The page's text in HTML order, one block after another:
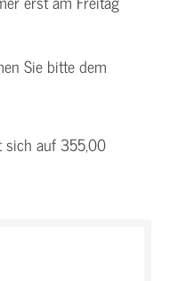
Sie bitte dem
sich auf 355,00